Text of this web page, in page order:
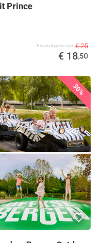
Prince
Prix ​​du fournisseur € 25
€ 18,50
30%